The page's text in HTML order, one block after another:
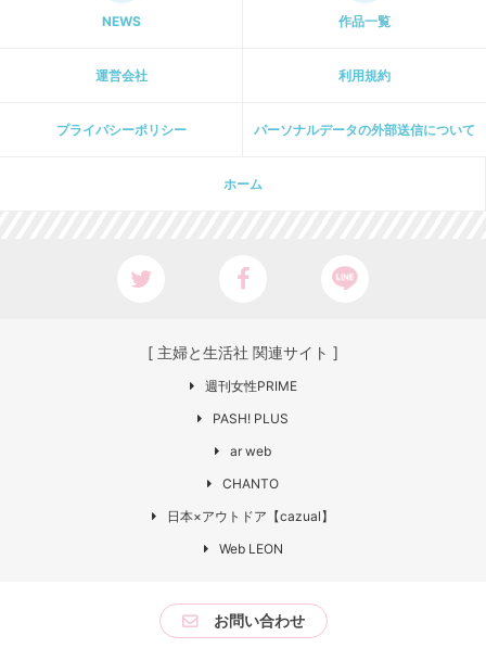
NEWS 作品一覧
運営会社 利用規約
プライパシーポリシー パーソナルデータの外部送信について
ホーム
[ 主婦と生活社 関連サイト ]
週刊女性PRIME
PASH! PLUS
ar web
CHANTO
日本×アウトドア【cazual】
Web LEON
お問い合わせ